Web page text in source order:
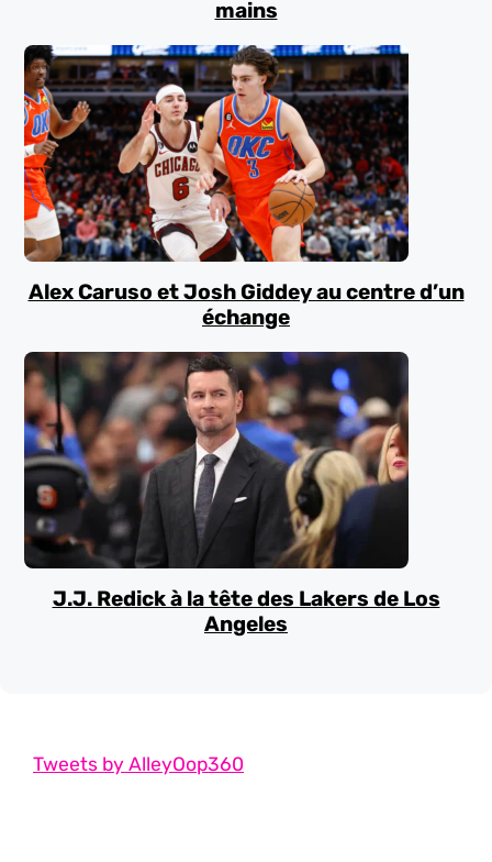
mains
Alex Caruso et Josh Giddey au centre d’un
échange
J.J. Redick à la tête des Lakers de Los
Angeles
Tweets by AlleyOop360